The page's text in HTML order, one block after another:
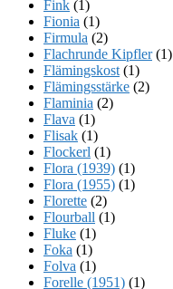
Fink (1)
Fionia (1)
Firmula (2)
Flachrunde Kipfler(1)
Flämingskost (1)
Flämingsstärke (2)
Flaminia (2)
Flava (1)
Flisak (1)
Flockerl (1)
Flora (1939) (1)
Flora (1955) (1)
Florette (2)
Flourball (1)
Fluke (1)
Foka (1)
Folva (1)
Forelle (1951) (1)